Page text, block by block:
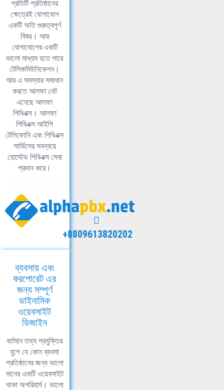
প্রতিটি প্রতিষ্ঠানের
ক্ষেত্রেই যোগাযোগ
একটি অতি গুরুত্বপূর্ণ
বিষয়। আর
যোগাযোগের একটি
ভালো মাধ্যম হতে পারে
টেলিকমিউনিকেশন।
আর এ সমস্যার সমাধান
করতে আলফা নেট
এনেছে আলফা
পিবিএক্স। আলফা
পিবিএক্স আইপি
টেলিফোনি এবং পিবিএক্স
সার্ভিসের সবন্বয়ে
হোস্টেড পিবিএক্স সেবা
প্রদান করে।
+8809613820202
ব্যবসায় এবং
করপোরেট এর
জন্য সম্পূর্ণ
ডাইনামিক
ওয়েবসাইট
ডিজাইন
বর্তমান তথ্য প্রযুক্তির
যুগে যে কোন ব্যবসা
প্রতিষ্ঠানের জন্য ভালো
মানের একটি ওয়েবসাইট
থাকা অপরিহার্য। ভালো